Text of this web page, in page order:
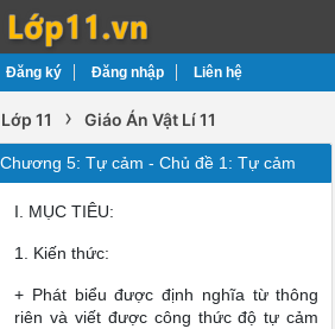
Đăng ký Đăng nhập Liên hệ
11 › Giáo Án Vật Lí 11
5: Tự cảm - Chủ đề 1: Tự cảm
I. MỤC TIÊU:
1. Kiến thức:
+ Phát biểu được định nghĩa từ thông
riên và viết được công thức độ tự cảm